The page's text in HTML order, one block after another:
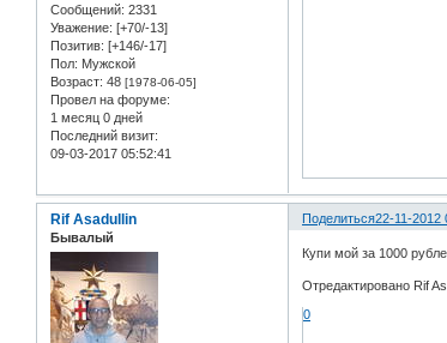
Сообщений: 2331
Уважение: [+70/-13]
Позитив: [+146/-17]
Пол: Мужской
Возраст: 48 [1978-06-05]
Провел на форуме:
1 месяц 0 дней
Последний визит:
09-03-2017 05:52:41
Поделиться22-11-2012
Rif Asadullin
Бывалый
Купи мой за 1000
Отредактировано Rif
0